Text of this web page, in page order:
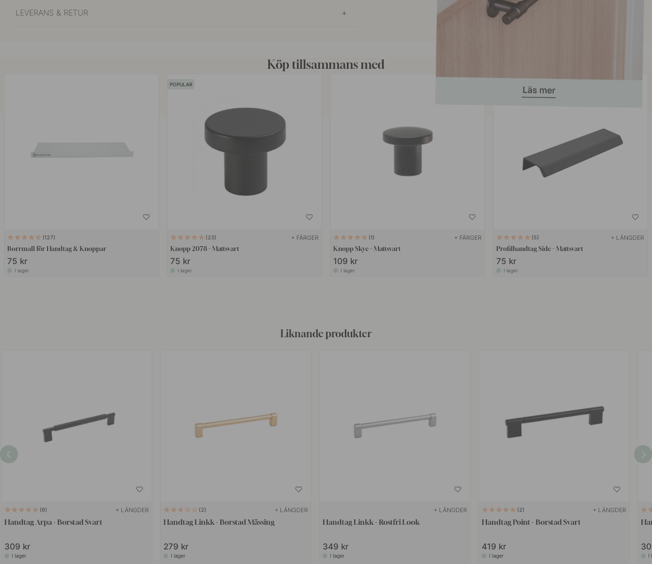
LEVERANS & RETUR
Köp tillsammans med
127
Borrmall för Handtag & Knoppar
75 kr
I lager
POPULAR
23 + FÄRGER
Knopp 2078 - Mattsvart
75 kr
I lager
1 + FÄRGER
Knopp Skye - Mattsvart
109 kr
I lager
5 + LÄNGDER
Profilhandtag Side - Mattsvart
75 kr
I lager
Liknande produkter
8 + LÄNGDER
Handtag Arpa - Borstad Svart
309 kr
I lager
2 + LÄNGDER
Handtag Linkk - Borstad Mässing
279 kr
I lager
+ LÄNGDER
Handtag Linkk - Rostfri Look
349 kr
I lager
2 + LÄNGDER
Handtag Point - Borstad Svart
419 kr
I lager